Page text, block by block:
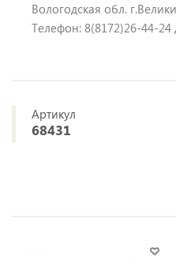
Вологодская обл.
Телефон: 8(8172)26-44-24
Артикул
68431